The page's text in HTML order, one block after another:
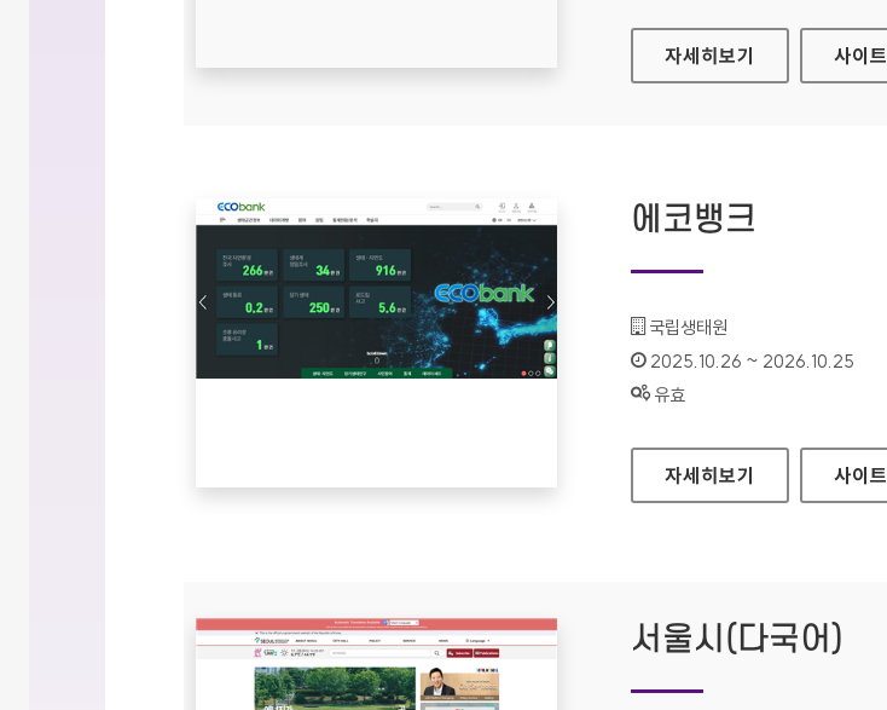
건강정보고속도로 누리집
자세히보기 사이트
에코뱅크
기관명 :
국립생태원
인증기간 :
2025.10.26 ~ 2026.10.25
상태 :
유효
에코뱅크
자세히보기 사이트
서울시(다국어)